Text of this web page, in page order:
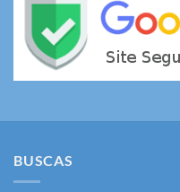
BUSCAS